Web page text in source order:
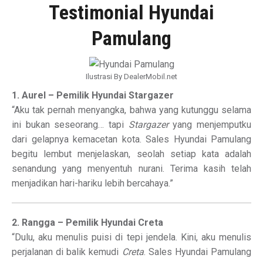
Testimonial Hyundai
Pamulang
Ilustrasi By DealerMobil.net
1. Aurel – Pemilik Hyundai Stargazer
“Aku tak pernah menyangka, bahwa yang kutunggu selama
ini bukan seseorang… tapi Stargazeryang menjemputku
dari gelapnya kemacetan kota. Sales Hyundai Pamulang
begitu lembut menjelaskan, seolah setiap kata adalah
senandung yang menyentuh nurani. Terima kasih telah
menjadikan hari-hariku lebih bercahaya.”
2. Rangga – Pemilik Hyundai Creta
“Dulu, aku menulis puisi di tepi jendela. Kini, aku menulis
perjalanan di balik kemudi Creta. Sales Hyundai Pamulang